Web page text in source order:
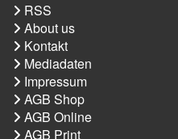
RSS
About us
Kontakt
Mediadaten
Impressum
AGB Shop
AGB Online
AGB Print